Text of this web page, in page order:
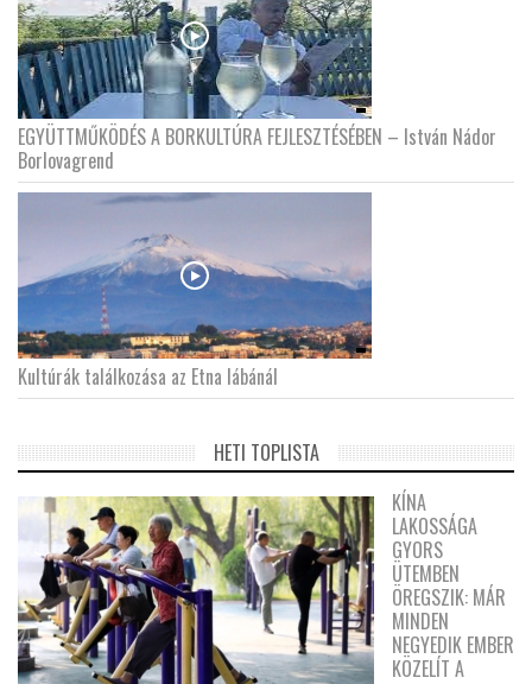
EGYÜTTMŰKÖDÉS A BORKULTÚRA FEJLESZTÉSÉBEN – István Nádor
Borlovagrend
Kultúrák találkozása az Etna lábánál
HETI TOPLISTA
KÍNA
LAKOSSÁGA
GYORS
ÜTEMBEN
ÖREGSZIK: MÁR
MINDEN
NEGYEDIK EMBER
KÖZELÍT A